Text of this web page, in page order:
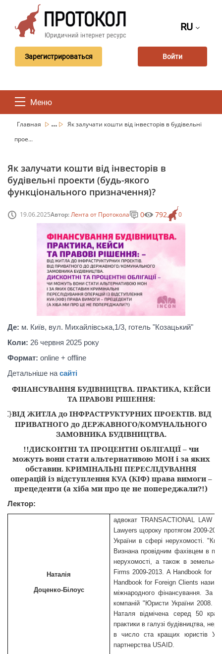
RU
Зарегистрироваться Войти
Меню
Главная ...
Як залучати кошти від інвесторів в будівельні
прое...
Як залучати кошти від інвесторів в
будівельні проекти (будь-якого
функціонального призначення)?
19.06.2025Автор:Лента от Протокола 0
0 792
Де: м. Київ, вул. Михайлівська,1/3, готель "Козацький"
Коли: 26 червня 2025 року
Формат: online + offline
Детальніше на сайті
ФІНАНСУВАННЯ БУДІВНИЦТВА. ПРАКТИКА, КЕЙСИ
ТА ПРАВОВІ РІШЕННЯ:
{C}ВІД ЖИТЛА до ІНФРАСТРУКТУРНИХ ПРОЕКТІВ. ВІД
ПРИВАТНОГО до ДЕРЖАВНОГО/КОМУНАЛЬНОГО
ЗАМОВНИКА БУДІВНИЦТВА.
!!ДИСКОНТНІ ТА ПРОЦЕНТНІ ОБЛІГАЦІЇ – чи
можуть вони стати альтернативою МОНі за яких
обставин. КРИМІНАЛЬНІ ПЕРЕСЛІДУВАННЯ
операцій із відступлення КУА(КІФ) права вимоги –
прецеденти (а хіба ми про це не попереджали?!)
Лектор:
Наталія
Доценко-Білоус
адвокатTRANSACTIONAL LAW
Lawyers щороку протягом 2009-
України в сфері нерухомості.
Визнана провідним фахівцем в
нерухомості, а також в
Firms 2009-2013.A Handbook for
Handbook for Foreign Clients
міжнародного фінансування.За
компаній " Юристи України2008.
Наталя відмічена серед 50
практики в галузі будівництва
в число стакращих юристів
партнерства USAID